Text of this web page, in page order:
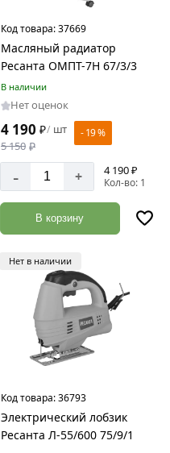
Код товара:37669
Масляный радиатор
Ресанта ОМПТ-7Н 67/3/3
В наличии
Нет оценок
4 190 ₽/ шт
5 150 ₽
- 19 %
- + 4 190 ₽
Кол-во: 1
В корзину
Нет в наличии
Код товара:36793
Электрический лобзик
Ресанта Л-55/600 75/9/1